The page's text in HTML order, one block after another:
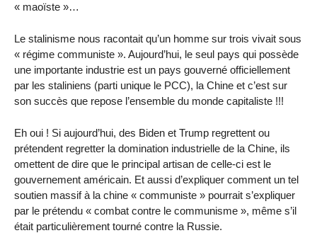
« maoïste »…
Le stalinisme nous racontait qu’un homme sur trois vivait sous
« régime communiste ». Aujourd’hui, le seul pays qui possède
une importante industrie est un pays gouverné officiellement
par les staliniens (parti unique le PCC), la Chine et c’est sur
son succès que repose l’ensemble du monde capitaliste !!!
Eh oui ! Si aujourd’hui, des Biden et Trump regrettent ou
prétendent regretter la domination industrielle de la Chine, ils
omettent de dire que le principal artisan de celle-ci est le
gouvernement américain. Et aussi d’expliquer comment un tel
soutien massif à la chine « communiste » pourrait s’expliquer
par le prétendu « combat contre le communisme », même s’il
était particulièrement tourné contre la Russie.